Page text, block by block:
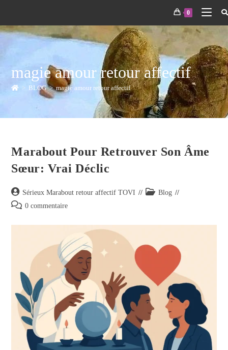
0
magie amour retour affectif
> BLOG > magie amour retour affectif
Marabout Pour Retrouver Son Âme
Sœur: Vrai Déclic
Sérieux Marabout retour affectif TOVI
Blog
0 commentaire